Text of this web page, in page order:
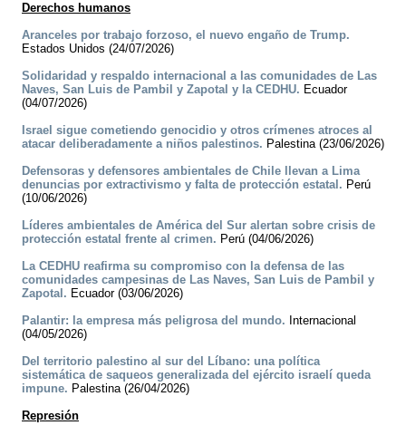
Derechos humanos
Aranceles por trabajo forzoso, el nuevo engaño de Trump.
Estados Unidos (24/07/2026)
Solidaridad y respaldo internacional a las comunidades de Las
Naves, San Luis de Pambil y Zapotal y la CEDHU. Ecuador
(04/07/2026)
Israel sigue cometiendo genocidio y otros crímenes atroces al
atacar deliberadamente a niños palestinos. Palestina (23/06/2026)
Defensoras y defensores ambientales de Chile llevan a Lima
denuncias por extractivismo y falta de protección estatal. Perú
(10/06/2026)
Líderes ambientales de América del Sur alertan sobre crisis de
protección estatal frente al crimen. Perú (04/06/2026)
La CEDHU reafirma su compromiso con la defensa de las
comunidades campesinas de Las Naves, San Luis de Pambil y
Zapotal. Ecuador (03/06/2026)
Palantir: la empresa más peligrosa del mundo. Internacional
(04/05/2026)
Del territorio palestino al sur del Líbano: una política
sistemática de saqueos generalizada del ejército israelí queda
impune. Palestina (26/04/2026)
Represión